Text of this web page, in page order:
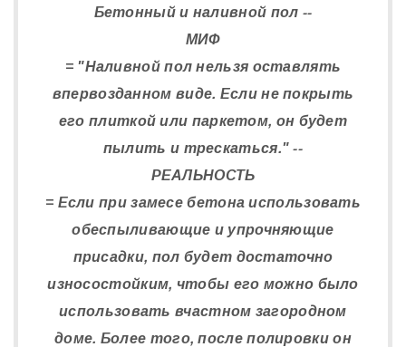
Бетонный и наливной пол --
МИФ
= "Наливной пол нельзя оставлять
впервозданном виде. Если не покрыть
его плиткой или паркетом, он будет
пылить и трескаться." --
РЕАЛЬНОСТЬ
= Если при замесе бетона использовать
обеспыливающие и упрочняющие
присадки, пол будет достаточно
износостойким, чтобы его можно было
использовать вчастном загородном
доме. Более того, после полировки он